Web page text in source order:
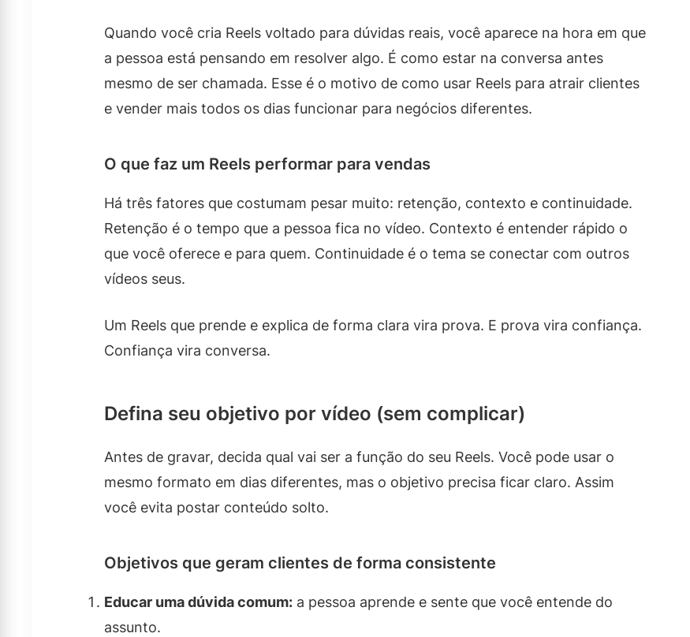
Quando você cria Reels voltado para dúvidas reais, você aparece na hora em que
a pessoa está pensando em resolver algo. É como estar na conversa antes
mesmo de ser chamada. Esse é o motivo de como usar Reels para atrair clientes
e vender mais todos os dias funcionar para negócios diferentes.
O que faz um Reels performar para vendas
Há três fatores que costumam pesar muito: retenção, contexto e continuidade.
Retenção é o tempo que a pessoa fica no vídeo. Contexto é entender rápido o
que você oferece e para quem. Continuidade é o tema se conectar com outros
vídeos seus.
Um Reels que prende e explica de forma clara vira prova. E prova vira confiança.
Confiança vira conversa.
Defina seu objetivo por vídeo (sem complicar)
Antes de gravar, decida qual vai ser a função do seu Reels. Você pode usar o
mesmo formato em dias diferentes, mas o objetivo precisa ficar claro. Assim
você evita postar conteúdo solto.
Objetivos que geram clientes de forma consistente
Educar uma dúvida comum: a pessoa aprende e sente que você entende do
assunto.